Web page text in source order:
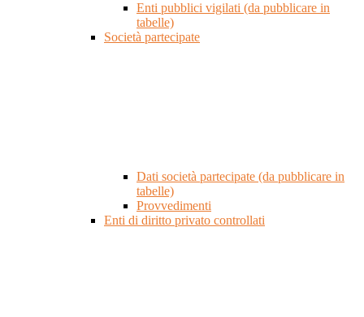
Enti pubblici vigilati (da pubblicare in
tabelle)
Società partecipate
Dati società partecipate (da pubblicare in
tabelle)
Provvedimenti
Enti di diritto privato controllati